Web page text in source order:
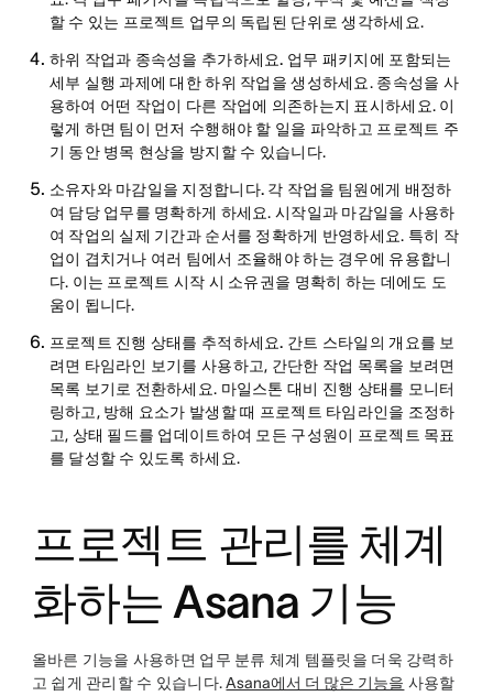
할 수 있는 프로젝트 업무의 독립된 단위로 생각하세요.
하위 작업과 종속성을 추가하세요. 업무 패키지에 포함되는
세부 실행 과제에 대한 하위 작업을 생성하세요. 종속성을 사
용하여 어떤 작업이 다른 작업에 의존하는지 표시하세요. 이
렇게 하면 팀이 먼저 수행해야 할 일을 파악하고 프로젝트 주
기 동안 병목 현상을 방지할 수 있습니다.
소유자와 마감일을 지정합니다. 각 작업을 팀원에게 배정하
여 담당 업무를 명확하게 하세요. 시작일과 마감일을 사용하
여 작업의 실제 기간과 순서를 정확하게 반영하세요. 특히 작
업이 겹치거나 여러 팀에서 조율해야 하는 경우에 유용합니
다. 이는 프로젝트 시작 시 소유권을 명확히 하는 데에도 도
움이 됩니다.
프로젝트 진행 상태를 추적하세요. 간트 스타일의 개요를 보
려면 타임라인 보기를 사용하고, 간단한 작업 목록을 보려면
목록 보기로 전환하세요. 마일스톤 대비 진행 상태를 모니터
링하고, 방해 요소가 발생할 때 프로젝트 타임라인을 조정하
고, 상태 필드를 업데이트하여 모든 구성원이 프로젝트 목표
를 달성할 수 있도록 하세요.
프로젝트 관리를 체계
화하는 Asana 기능
올바른 기능을 사용하면 업무 분류 체계 템플릿을 더욱 강력하
고 쉽게 관리할 수 있습니다.Asana에서 더 많은 기능을 사용할